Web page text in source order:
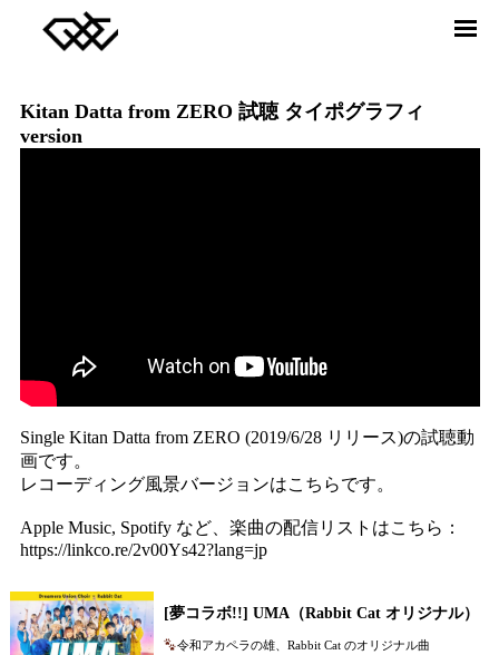
Kitan Datta from ZERO 試聴 タイポグラフィ
version
Single Kitan Datta from ZERO (2019/6/28 リリース)の試聴動
画です。
レコーディング風景バージョンはこちらです。
Apple Music, Spotify など、楽曲の配信リストはこちら：
https://linkco.re/2v00Ys42?lang=jp
[夢コラボ!!] UMA（Rabbit Cat オリジナル）
令和アカペラの雄、Rabbit Cat のオリジナル曲
MEMBER
Instagram
YouTube
SONG JOURNEY